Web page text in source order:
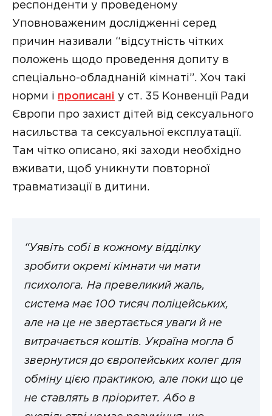
респонденти у проведеному
Уповноваженим дослідженні серед
причин називали “відсутність чітких
положень щодо проведення допиту в
спеціально-обладнаній кімнаті”. Хоч такі
норми і прописані у ст. 35 Конвенції Ради
Європи про захист дітей від сексуального
насильства та сексуальної експлуатації.
Там чітко описано, які заходи необхідно
вживати, щоб уникнути повторної
травматизації в дитини.
“Уявіть собі в кожному відділку
зробити окремі кімнати чи мати
психолога. На превеликий жаль,
система має 100 тисяч поліцейських,
але на це не звертається уваги й не
витрачається коштів. Україна могла б
звернутися до європейських колег для
обміну цією практикою, але поки що це
не ставлять в пріоритет. Або в